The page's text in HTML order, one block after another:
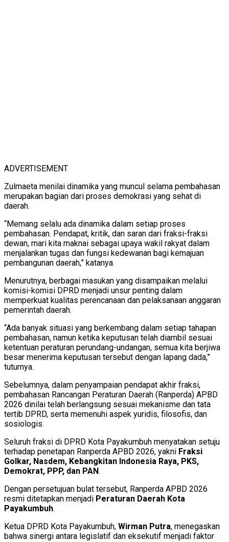
ADVERTISEMENT
Zulmaeta menilai dinamika yang muncul selama pembahasan
merupakan bagian dari proses demokrasi yang sehat di
daerah.
“Memang selalu ada dinamika dalam setiap proses
pembahasan. Pendapat, kritik, dan saran dari fraksi-fraksi
dewan, mari kita maknai sebagai upaya wakil rakyat dalam
menjalankan tugas dan fungsi kedewanan bagi kemajuan
pembangunan daerah,” katanya.
Menurutnya, berbagai masukan yang disampaikan melalui
komisi-komisi DPRD menjadi unsur penting dalam
memperkuat kualitas perencanaan dan pelaksanaan anggaran
pemerintah daerah.
“Ada banyak situasi yang berkembang dalam setiap tahapan
pembahasan, namun ketika keputusan telah diambil sesuai
ketentuan peraturan perundang-undangan, semua kita berjiwa
besar menerima keputusan tersebut dengan lapang dada,”
tuturnya.
Sebelumnya, dalam penyampaian pendapat akhir fraksi,
pembahasan Rancangan Peraturan Daerah (Ranperda) APBD
2026 dinilai telah berlangsung sesuai mekanisme dan tata
tertib DPRD, serta memenuhi aspek yuridis, filosofis, dan
sosiologis.
Seluruh fraksi di DPRD Kota Payakumbuh menyatakan setuju
terhadap penetapan Ranperda APBD 2026, yakni Fraksi
Golkar, Nasdem, Kebangkitan Indonesia Raya, PKS,
Demokrat, PPP, dan PAN.
Dengan persetujuan bulat tersebut, Ranperda APBD 2026
resmi ditetapkan menjadi Peraturan Daerah Kota
Payakumbuh.
Ketua DPRD Kota Payakumbuh, Wirman Putra, menegaskan
bahwa sinergi antara legislatif dan eksekutif menjadi faktor